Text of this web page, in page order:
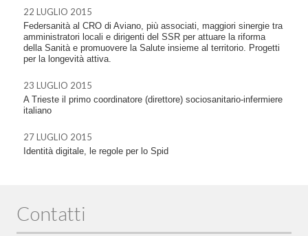
22 LUGLIO 2015
Federsanità al CRO di Aviano, più associati, maggiori sinergie tra
amministratori locali e dirigenti del SSR per attuare la riforma
della Sanità e promuovere la Salute insieme al territorio. Progetti
per la longevità attiva.
23 LUGLIO 2015
A Trieste il primo coordinatore (direttore) sociosanitario-infermiere
italiano
27 LUGLIO 2015
Identità digitale, le regole per lo Spid
Contatti